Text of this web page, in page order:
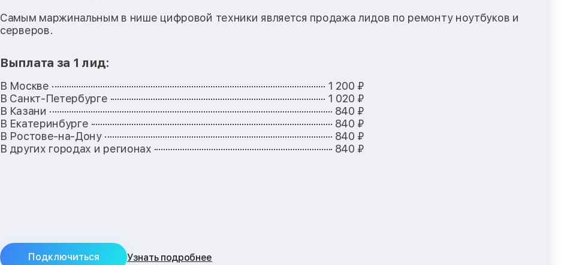
Самым маржинальным в нише цифровой техники является продажа лидов по ремонту ноутбуков и
серверов.
Выплата за 1 лид:
В Москве
1 200 ₽
В Санкт-Петербурге
1 020 ₽
В Казани
840 ₽
В Екатеринбурге
840 ₽
В Ростове-на-Дону
840 ₽
В других городах и регионах
840 ₽
Подключиться Узнать подробнее